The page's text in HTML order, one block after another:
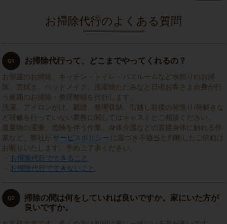
お掃除代行のよくある質問
Q1 お掃除代行って、どこまでやってくれるの？
お部屋のお掃除、キッチン・トイレ・バスルームなど水回りのお掃
除、窓拭き、ベッドメイク、洗濯物たたみなど日頃お客さま自身が行
う範囲のお掃除・整理整頓を代行します。
洗濯、アイロンがけ、裁縫、整理収納、引越し前後の荷造り/荷解きな
ど研修を行っていない業務に関してはキャストとご相談ください。
重量物の運搬、危険を伴う作業、身体介護などの直接身体に触れる作
業など、弊社が サービスポリシー に基づき不適当と判断したご依頼は
お断りいたします。予めご了承ください。
・
お掃除代行でできること
・
お掃除代行でできないこと
Q2
掃除の間は何をしていれば良いですか。家にいた方が
良いですか。